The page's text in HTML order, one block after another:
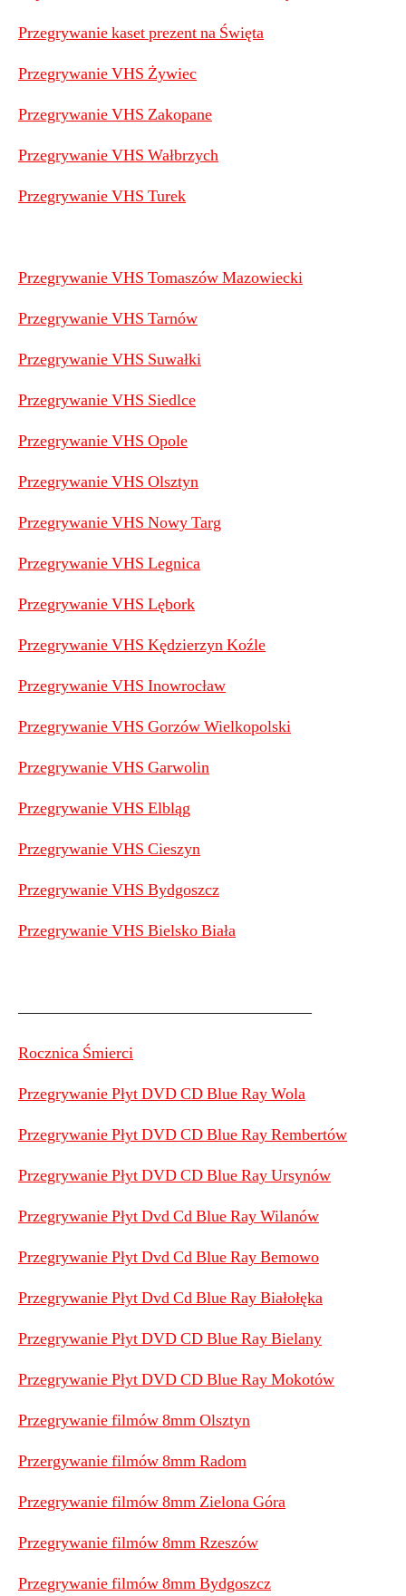
Przegrywanie kaset prezent na Święta
Przegrywanie VHS Żywiec
Przegrywanie VHS Zakopane
Przegrywanie VHS Wałbrzych
Przegrywanie VHS Turek
Przegrywanie VHS Tomaszów Mazowiecki
Przegrywanie VHS Tarnów
Przegrywanie VHS Suwałki
Przegrywanie VHS Siedlce
Przegrywanie VHS Opole
Przegrywanie VHS Olsztyn
Przegrywanie VHS Nowy Targ
Przegrywanie VHS Legnica
Przegrywanie VHS Lębork
Przegrywanie VHS Kędzierzyn Koźle
Przegrywanie VHS Inowrocław
Przegrywanie VHS Gorzów Wielkopolski
Przegrywanie VHS Garwolin
Przegrywanie VHS Elbląg
Przegrywanie VHS Cieszyn
Przegrywanie VHS Bydgoszcz
Przegrywanie VHS Bielsko Biała
——————————————————
Rocznica Śmierci
Przegrywanie Płyt DVD CD Blue Ray Wola
Przegrywanie Płyt DVD CD Blue Ray Rembertów
Przegrywanie Płyt DVD CD Blue Ray Ursynów
Przegrywanie Płyt Dvd Cd Blue Ray Wilanów
Przegrywanie Płyt Dvd Cd Blue Ray Bemowo
Przegrywanie Płyt Dvd Cd Blue Ray Białołęka
Przegrywanie Płyt DVD CD Blue Ray Bielany
Przegrywanie Płyt DVD CD Blue Ray Mokotów
Przegrywanie filmów 8mm Olsztyn
Przergywanie filmów 8mm Radom
Przegrywanie filmów 8mm Zielona Góra
Przegrywanie filmów 8mm Rzeszów
Przegrywanie filmów 8mm Bydgoszcz